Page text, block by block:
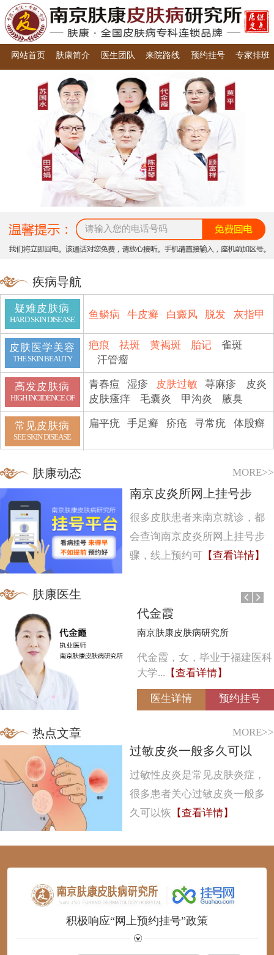
网站首页 肤康简介 医生团队 来院路线 预约挂号 专家排班
疾病导航
疑难皮肤病
HARD SKIN DISEASE 鱼鳞病 牛皮癣 白癜风 脱发 灰指甲
皮肤医学美容
THE SKIN BEAUTY
疤痕 祛斑 黄褐斑 胎记
雀斑
汗管瘤
高发皮肤病
HIGH INCIDENCE OF
青春痘 湿疹 皮肤过敏 荨麻疹
皮炎
皮肤瘙痒
毛囊炎 甲沟炎 腋臭
常见皮肤病
SEE SKIN DISEASE
扁平疣 手足癣 疥疮 寻常疣 体股癣
肤康动态 MORE>>
南京皮炎所网上挂号步
很多皮肤患者来南京就诊，都
会查询南京皮炎所网上挂号步
骤，线上预约可 【查看详情】
代金霞
南京肤康皮肤病研究所
代金霞，女，毕业于福建医科
大学... 【查看详情】
医生详情 预约挂号
肤康医生
热点文章 MORE>>
过敏皮炎一般多久可以
过敏性皮炎是常见皮肤炎症，
很多患者关心过敏皮炎一般多
久可以恢 【查看详情】
123456
积极响应“网上预约挂号”政策